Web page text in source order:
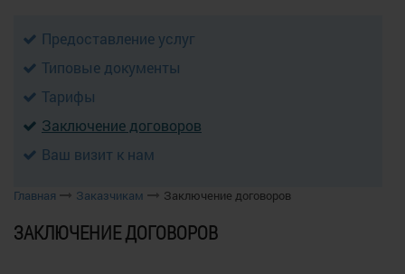
Предоставление услуг
Типовые документы
Тарифы
Заключение договоров
Ваш визит к нам
Главная Заказчикам Заключение договоров
ЗАКЛЮЧЕНИЕ ДОГОВОРОВ